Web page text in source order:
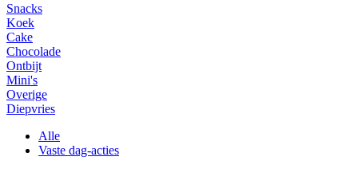
Snacks
Koek
Cake
Chocolade
Ontbijt
Mini's
Overige
Diepvries
Alle
Vaste dag-acties